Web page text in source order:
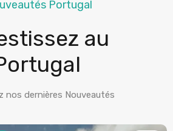
Portugal
au
nos dernières Nouveautés